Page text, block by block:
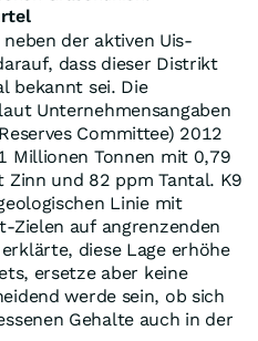
38 Gräben mit insgesamt
worden. Daraus seien 199
Kanalproben
und zeigen, wie sich
verteilen. Im gesamten
Gräben über 7.269 Meter
genommen worden.
Ziele OP, PS, DP und K9.
hätten meist rund
teilte mit, diese
das technische Risiko bei